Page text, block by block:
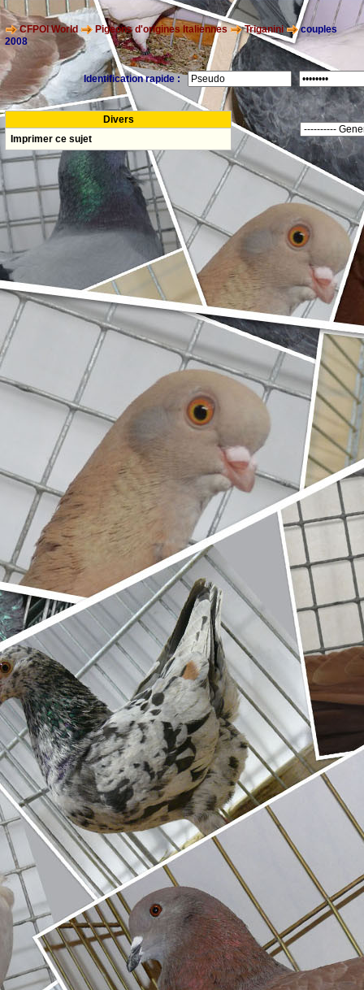
CFPOI World Pigeons d'origines Italiennes Triganini
couples
2008
Identification rapide :
Divers
Imprimer ce sujet